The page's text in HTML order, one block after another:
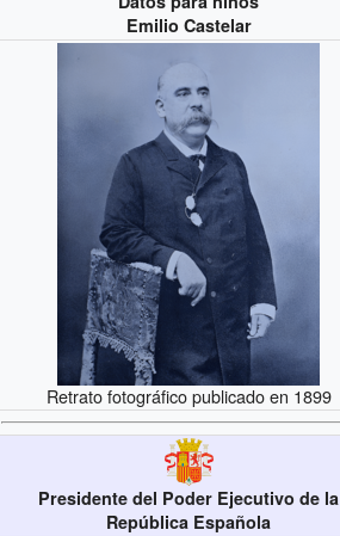
Emilio Castelar
Retrato fotográfico publicado en 1899
Presidente del Poder Ejecutivo de la
República Española